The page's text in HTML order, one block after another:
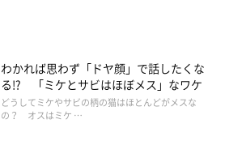
わかれば思わず「ドヤ顔」で話したくな
る!? 「ミケとサビはほぼメス」なワケ
どうしてミケやサビの柄の猫はほとんどがメスな
の？ オスはミケ …